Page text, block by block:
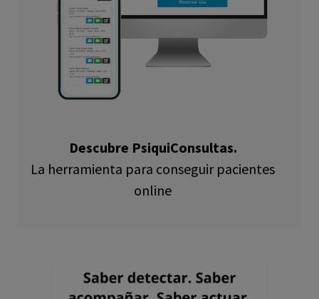
Descubre PsiquiConsultas.
La herramienta para conseguir pacientes
online